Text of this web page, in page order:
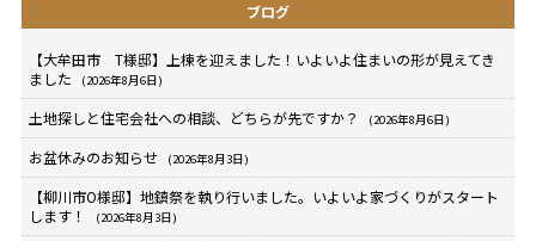
ブログ
【大牟田市 T様邸】上棟を迎えました！いよいよ住まいの形が見えてき
ました
(2026年8月6日)
土地探しと住宅会社への相談、どちらが先ですか？ (2026年8月6日)
お盆休みのお知らせ (2026年8月3日)
【柳川市O様邸】地鎮祭を執り行いました。いよいよ家づくりがスタート
します！
(2026年8月3日)